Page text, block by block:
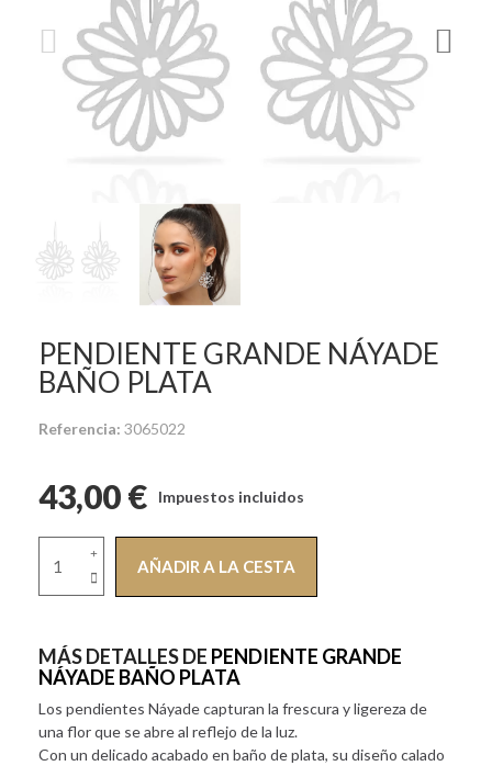
PENDIENTE GRANDE NÁYADE
BAÑO PLATA
Referencia 3065022
43,00 € Impuestos incluidos
AÑADIR A LA CESTA
MÁS DETALLES DE PENDIENTE GRANDE
NÁYADE BAÑO PLATA
Los pendientes Náyade capturan la frescura y ligereza de
una flor que se abre al reflejo de la luz.
Con un delicado acabado en baño de plata, su diseño calado